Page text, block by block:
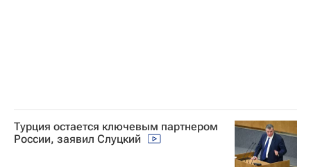
Турция остается ключевым партнером
России, заявил Слуцкий